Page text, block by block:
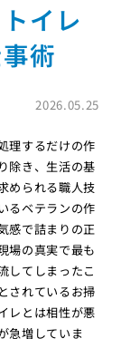
イレ
術
2026.05.25
理するだけの作
除き、生活の基
められる職人技
るベテランの作
感で詰まりの正
場の真実で最も
してしまったこ
されているお掃
レとは相性が悪
急増していま